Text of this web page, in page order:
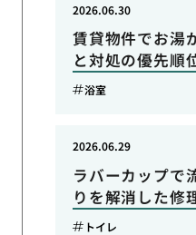
賃貸物件でお湯
と対処の優先順
2026.06.30
浴室
ラバーカップで
りを解消した修
2026.06.29
トイレ